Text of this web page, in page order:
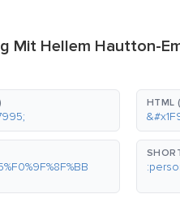
Mit Hellem Hautton-
HTML